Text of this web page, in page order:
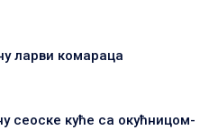
ларви комараца
сеоске куће са окућницом-